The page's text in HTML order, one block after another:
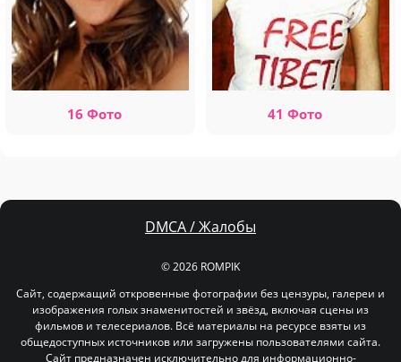
16 Фото 41 Фото
DMCA / Жалобы
© 2026 ROMPIK
Сайт, содержащий откровенные фотографии без цензуры, галереи и
изображения голых знаменитостей и звёзд, включая сцены из
фильмов и телесериалов. Всё материалы на ресурсе взяты из
общедоступных источников или загружены пользователями сайта.
Сайт предназначен исключительно для информационно-